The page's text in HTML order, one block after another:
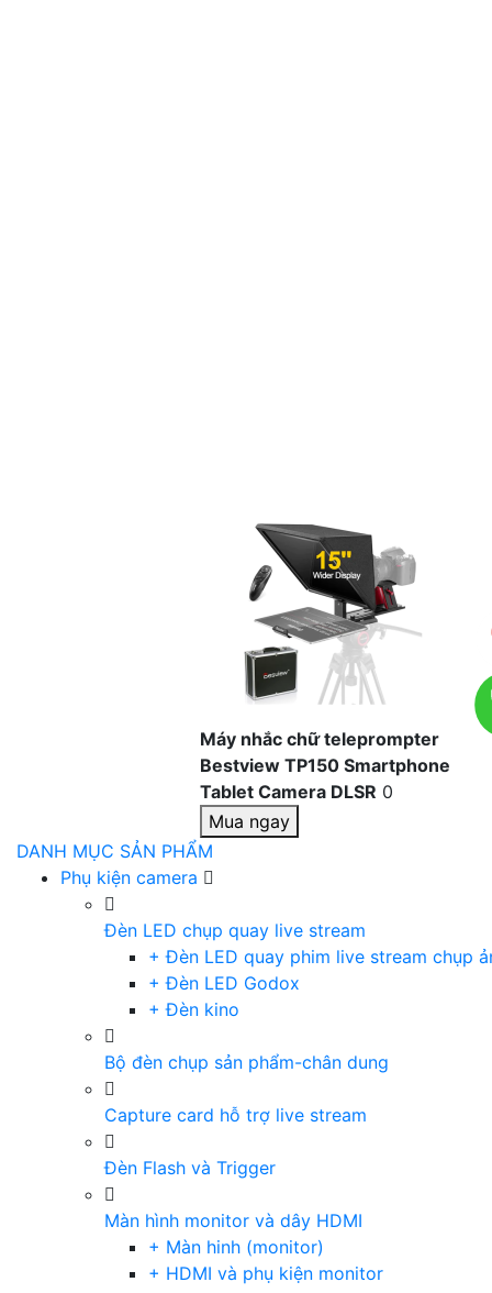
Máy nhắc chữ teleprompter
Bestview TP150 Smartphone
Tablet Camera DLSR 0
Mua ngay
DANH MỤC SẢN PHẨM
Phụ kiện camera
Đèn LED chụp quay live stream
+ Đèn LED quay phim live stream chụp
+ Đèn LED Godox
+ Đèn kino
Bộ đèn chụp sản phẩm-chân dung
Capture card hỗ trợ live stream
Đèn Flash và Trigger
Màn hình monitor và dây HDMI
+ Màn hinh (monitor)
+ HDMI và phụ kiện monitor